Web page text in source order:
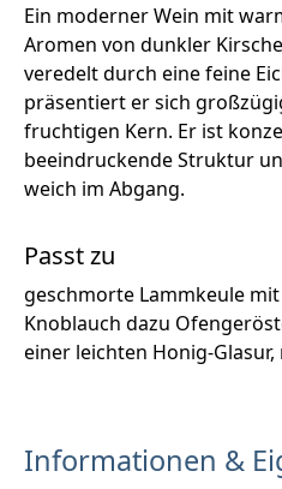
Ein moderner Wein mit
Aromen von dunkler
veredelt durch eine feine
präsentiert er sich
fruchtigen Kern. Er ist
beeindruckende Struktur
weich im Abgang.
Passt zu
geschmorte Lammkeule
Knoblauch dazu
einer leichten Honig-Glasur,
Informationen &